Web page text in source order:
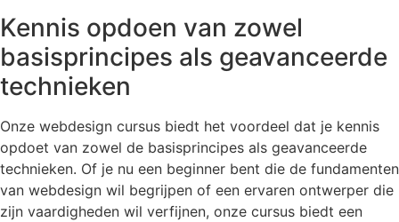
Kennis opdoen van zowel
basisprincipes als geavanceerde
technieken
Onze webdesign cursus biedt het voordeel dat je kennis
opdoet van zowel de basisprincipes als geavanceerde
technieken. Of je nu een beginner bent die de fundamenten
van webdesign wil begrijpen of een ervaren ontwerper die
zijn vaardigheden wil verfijnen, onze cursus biedt een